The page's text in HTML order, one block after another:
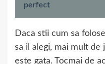
perfect
Daca stii cum sa
sa il alegi, mai mult de
este gata. Tocmai de